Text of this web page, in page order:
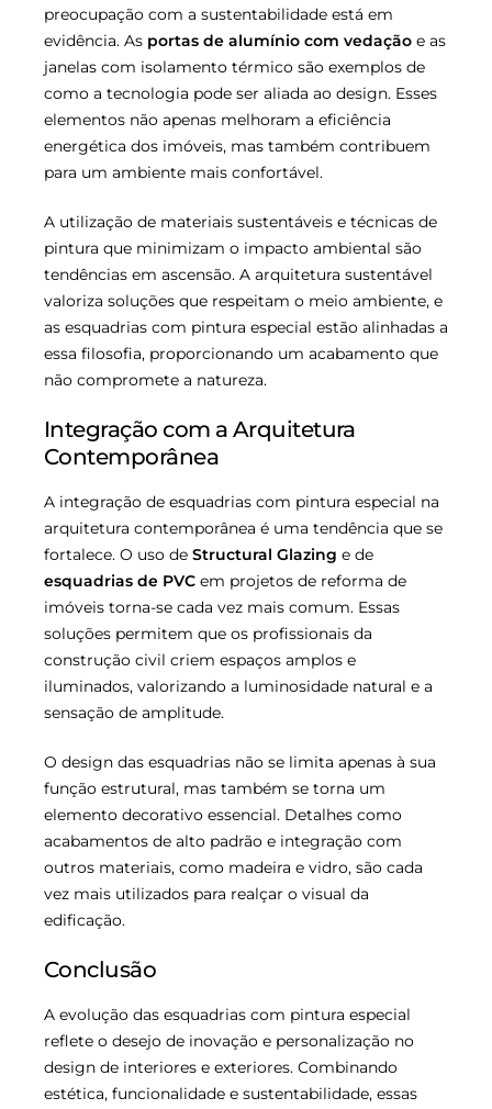
preocupação com a sustentabilidade está em
evidência. As portas de alumínio com vedação e as
janelas com isolamento térmico são exemplos de
como a tecnologia pode ser aliada ao design. Esses
elementos não apenas melhoram a eficiência
energética dos imóveis, mas também contribuem
para um ambiente mais confortável.
A utilização de materiais sustentáveis e técnicas de
pintura que minimizam o impacto ambiental são
tendências em ascensão. A arquitetura sustentável
valoriza soluções que respeitam o meio ambiente, e
as esquadrias com pintura especial estão alinhadas a
essa filosofia, proporcionando um acabamento que
não compromete a natureza.
Integração com a Arquitetura
Contemporânea
A integração de esquadrias com pintura especial na
arquitetura contemporânea é uma tendência que se
fortalece. O uso de Structural Glazing e de
esquadrias de PVC em projetos de reforma de
imóveis torna-se cada vez mais comum. Essas
soluções permitem que os profissionais da
construção civil criem espaços amplos e
iluminados, valorizando a luminosidade natural e a
sensação de amplitude.
O design das esquadrias não se limita apenas à sua
função estrutural, mas também se torna um
elemento decorativo essencial. Detalhes como
acabamentos de alto padrão e integração com
outros materiais, como madeira e vidro, são cada
vez mais utilizados para realçar o visual da
edificação.
Conclusão
A evolução das esquadrias com pintura especial
reflete o desejo de inovação e personalização no
design de interiores e exteriores. Combinando
estética, funcionalidade e sustentabilidade, essas